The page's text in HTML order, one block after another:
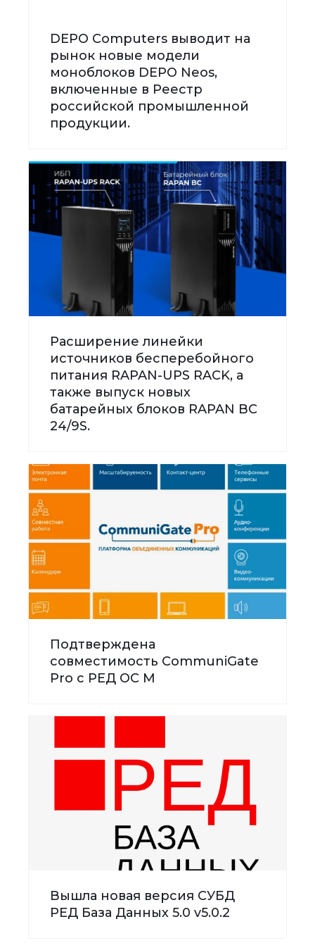
DEPO Computers выводит на
рынок новые модели
моноблоков DEPO Neos,
включенные в Реестр
российской промышленной
продукции.
Расширение линейки
источников бесперебойного
питания RAPAN-UPS RACK, а
также выпуск новых
батарейных блоков RAPAN BC
24/9S.
Подтверждена
совместимость CommuniGate
Pro с РЕД ОС М
Вышла новая версия СУБД
РЕД База Данных 5.0 v5.0.2